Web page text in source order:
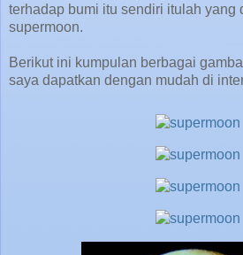
terhadap bumi itu sendiri itulah yang
supermoon.
Berikut ini kumpulan berbagai
saya dapatkan dengan mudah di